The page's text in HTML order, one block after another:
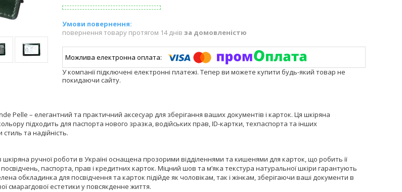
повернення товару протягом 14 днів за домовленістю
У компанії підключені електронні платежі. Тепер ви можете купити будь-який товар не
покидаючи сайту.
Pelle – елегантний та практичний аксесуар для зберігання ваших документів і карток. Ця шкіряна
підходить для паспорта нового зразка, водійських прав, ID-картки, техпаспорта та інших
та надійність.
ручної роботи в Україні оснащена прозорими відділеннями та кишенями для карток, що робить її
паспорта, прав і кредитних карток. Міцний шов та м’яка текстура натуральної шкіри гарантують
обкладинка для посвідчення та карток підійде як чоловікам, так і жінкам, зберігаючи ваші документи в
смарагдової естетики у повсякденне життя.